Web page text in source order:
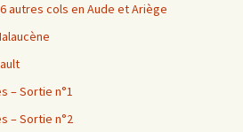
autres cols en Aude et Ariège
– Sortie n°1
– Sortie n°2